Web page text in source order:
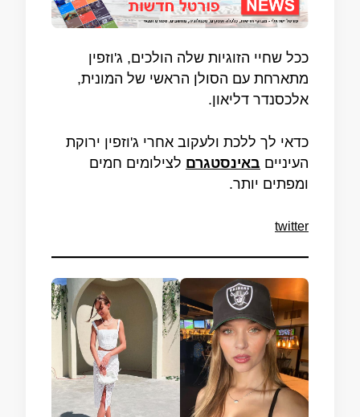
ככל שחיי הזוגיות שלה הולכים, ג'וזפין
מתארחת עם הסולן הראשי של המונית,
אלכסנדר דליאון.
כדאי לך ללכת ולעקוב אחרי ג'וזפין ירוקת
העיניים באינסטגרם לצילומים חמים
ומפתים יותר.
twitter